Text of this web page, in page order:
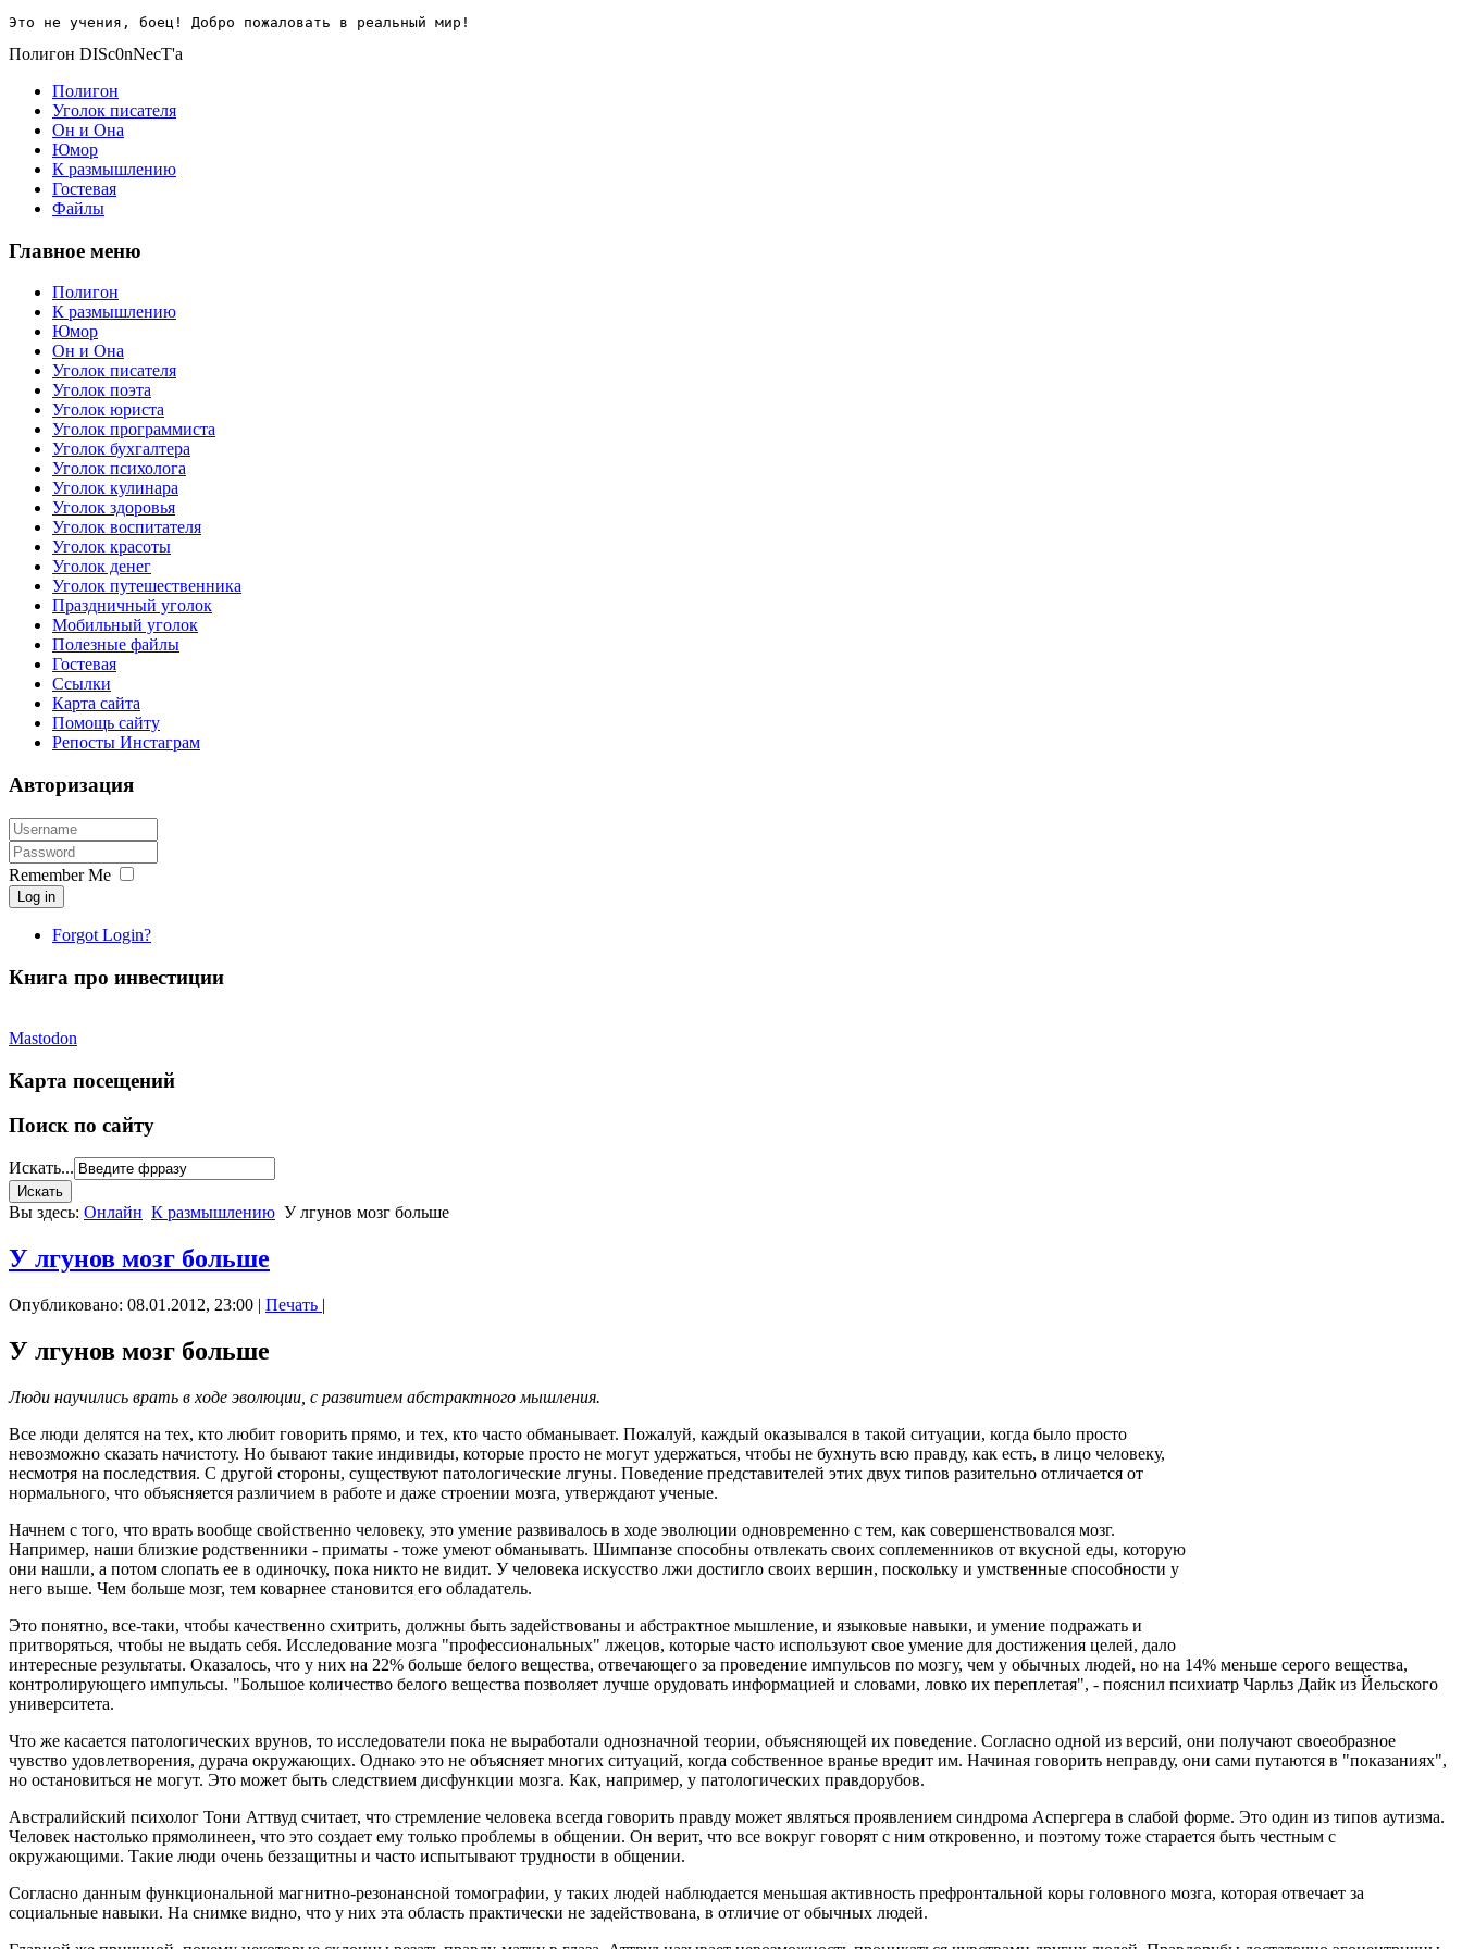
Это не учения, боец! Добро пожаловать в реальный мир!
Полигон DISc0nNecT'a
Полигон
Уголок писателя
Он и Она
Юмор
К размышлению
Гостевая
Файлы
Главное меню
Полигон
К размышлению
Юмор
Он и Она
Уголок писателя
Уголок поэта
Уголок юриста
Уголок программиста
Уголок бухгалтера
Уголок психолога
Уголок кулинара
Уголок здоровья
Уголок воспитателя
Уголок красоты
Уголок денег
Уголок путешественника
Праздничный уголок
Мобильный уголок
Полезные файлы
Гостевая
Ссылки
Карта сайта
Помощь сайту
Репосты Инстаграм
Авторизация
Remember Me
Log in
Forgot Login?
Книга про инвестиции
Mastodon
Карта посещений
Поиск по сайту
Искать...
Вы здесь: Онлайн К размышлению У лгунов мозг больше
У лгунов мозг больше
Опубликовано: 08.01.2012, 23:00 | Печать |
У лгунов мозг больше
Люди научились врать в ходе эволюции, с развитием абстрактного мышления.
Все люди делятся на тех, кто любит говорить прямо, и тех, кто часто обманывает. Пожалуй, каждый оказывался в такой ситуации, когда было просто
невозможно сказать начистоту. Но бывают такие индивиды, которые просто не могут удержаться, чтобы не бухнуть всю правду, как есть, в лицо человеку,
несмотря на последствия. С другой стороны, существуют патологические лгуны. Поведение представителей этих двух типов разительно отличается от
нормального, что объясняется различием в работе и даже строении мозга, утверждают ученые.
Начнем с того, что врать вообще свойственно человеку, это умение развивалось в ходе эволюции одновременно с тем, как совершенствовался мозг.
Например, наши близкие родственники - приматы - тоже умеют обманывать. Шимпанзе способны отвлекать своих соплеменников от вкусной еды, которую
они нашли, а потом слопать ее в одиночку, пока никто не видит. У человека искусство лжи достигло своих вершин, поскольку и умственные способности у
него выше. Чем больше мозг, тем коварнее становится его обладатель.
Это понятно, все-таки, чтобы качественно схитрить, должны быть задействованы и абстрактное мышление, и языковые навыки, и умение подражать и
притворяться, чтобы не выдать себя. Исследование мозга "профессиональных" лжецов, которые часто используют свое умение для достижения целей, дало
интересные результаты. Оказалось, что у них на 22% больше белого вещества, отвечающего за проведение импульсов по мозгу, чем у обычных людей, но на 14% меньше серого вещества,
контролирующего импульсы. "Большое количество белого вещества позволяет лучше орудовать информацией и словами, ловко их переплетая", - пояснил психиатр Чарльз Дайк из Йельского
университета.
Что же касается патологических врунов, то исследователи пока не выработали однозначной теории, объясняющей их поведение. Согласно одной из версий, они получают своеобразное
чувство удовлетворения, дурача окружающих. Однако это не объясняет многих ситуаций, когда собственное вранье вредит им. Начиная говорить неправду, они сами путаются в "показаниях",
но остановиться не могут. Это может быть следствием дисфункции мозга. Как, например, у патологических правдорубов.
Австралийский психолог Тони Аттвуд считает, что стремление человека всегда говорить правду может являться проявлением синдрома Аспергера в слабой форме. Это один из типов аутизма.
Человек настолько прямолинеен, что это создает ему только проблемы в общении. Он верит, что все вокруг говорят с ним откровенно, и поэтому тоже старается быть честным с
окружающими. Такие люди очень беззащитны и часто испытывают трудности в общении.
Согласно данным функциональной магнитно-резонансной томографии, у таких людей наблюдается меньшая активность префронтальной коры головного мозга, которая отвечает за
социальные навыки. На снимке видно, что у них эта область практически не задействована, в отличие от обычных людей.